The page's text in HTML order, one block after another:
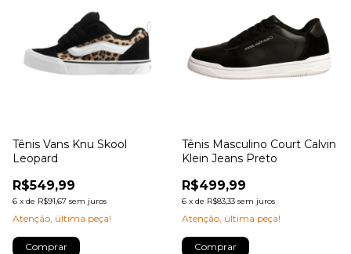
Tênis Vans Knu Skool
Leopard
R$549,99
6 x de R$91,67 sem juros
Atenção, última peça!
Comprar
Tênis Masculino Court Calvin
Klein Jeans Preto
R$499,99
6 x de R$83,33 sem juros
Atenção, última peça!
Comprar